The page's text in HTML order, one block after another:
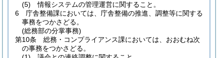
(5)
情報システムの管理運営に関すること。
6
庁舎整備課においては、庁舎整備の推進、調整等に関する
事務をつかさどる。
(総務部の分掌事務)
第10条
総務・コンプライアンス課においては、おおむね次
の事務をつかさどる。